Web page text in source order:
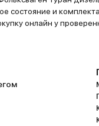
состояние и
онлайн у